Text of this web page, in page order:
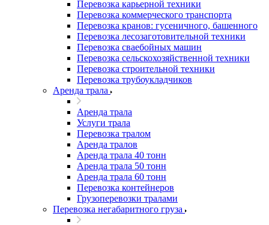
Перевозка карьерной техники
Перевозка коммерческого транспорта
Перевозка кранов: гусеничного, башенного
Перевозка лесозаготовительной техники
Перевозка сваебойных машин
Перевозка сельскохозяйственной техники
Перевозка строительной техники
Перевозка трубоукладчиков
Аренда трала
Аренда трала
Услуги трала
Перевозка тралом
Аренда тралов
Аренда трала 40 тонн
Аренда трала 50 тонн
Аренда трала 60 тонн
Перевозка контейнеров
Грузоперевозки тралами
Перевозка негабаритного груза